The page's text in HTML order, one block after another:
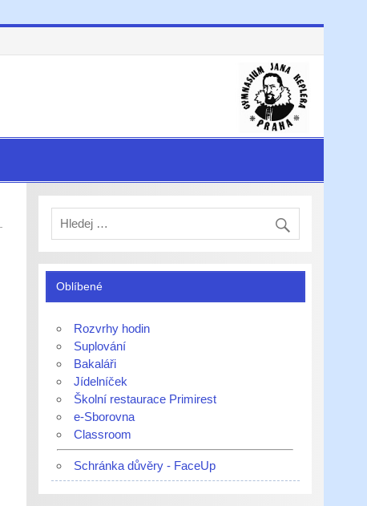
Oblíbené
Rozvrhy hodin
Suplování
Bakaláři
Jídelníček
Školní restaurace Primirest
e-Sborovna
Classroom
Schránka důvěry - FaceUp